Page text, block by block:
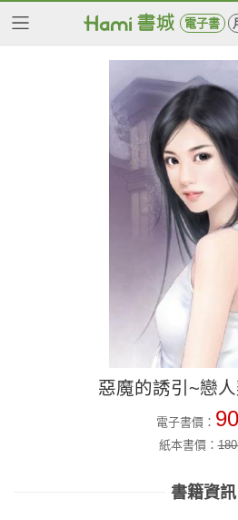
電子書
惡魔的誘引~戀
電子書價： 90
紙本書價：180
書籍資訊